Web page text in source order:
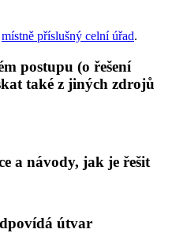
místně příslušný celní úřad.
postupu (o řešení
také z jiných zdrojů
a návody, jak je řešit
útvar